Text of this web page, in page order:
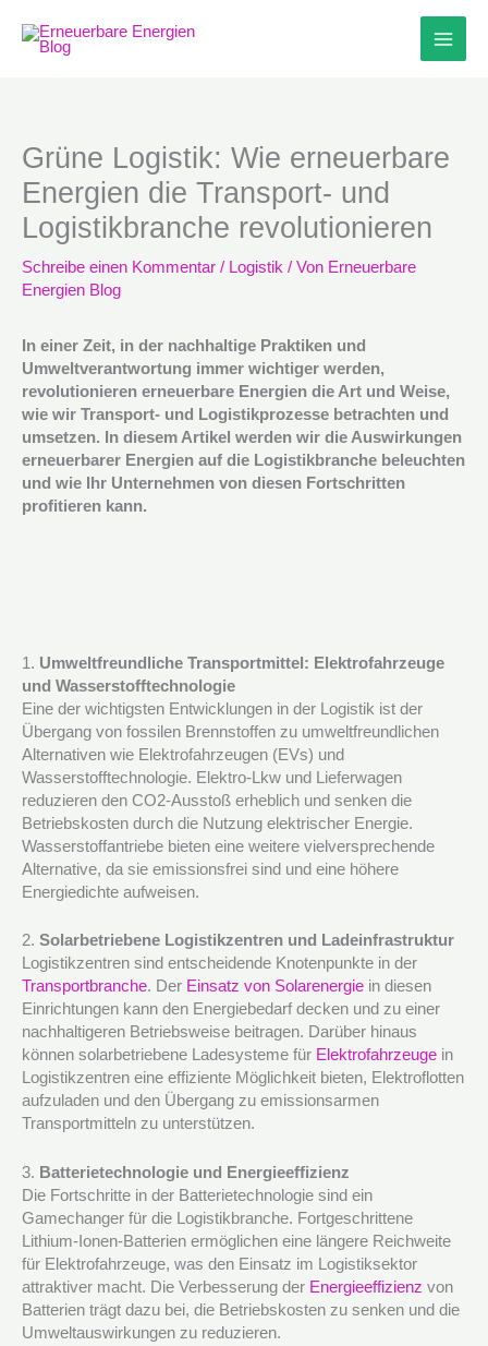
Inhalt
springen
Grüne Logistik: Wie erneuerbare
Energien die Transport- und
Logistikbranche revolutionieren
Schreibe einen Kommentar / Logistik / Von Erneuerbare
Energien Blog
In einer Zeit, in der nachhaltige Praktiken und
Umweltverantwortung immer wichtiger werden,
revolutionieren erneuerbare Energien die Art und Weise,
wie wir Transport- und Logistikprozesse betrachten und
umsetzen. In diesem Artikel werden wir die Auswirkungen
erneuerbarer Energien auf die Logistikbranche beleuchten
und wie Ihr Unternehmen von diesen Fortschritten
profitieren kann.
1. Umweltfreundliche Transportmittel: Elektrofahrzeuge
und Wasserstofftechnologie
Eine der wichtigsten Entwicklungen in der Logistik ist der
Übergang von fossilen Brennstoffen zu umweltfreundlichen
Alternativen wie Elektrofahrzeugen (EVs) und
Wasserstofftechnologie. Elektro-Lkw und Lieferwagen
reduzieren den CO2-Ausstoß erheblich und senken die
Betriebskosten durch die Nutzung elektrischer Energie.
Wasserstoffantriebe bieten eine weitere vielversprechende
Alternative, da sie emissionsfrei sind und eine höhere
Energiedichte aufweisen.
2. Solarbetriebene Logistikzentren und Ladeinfrastruktur
Logistikzentren sind entscheidende Knotenpunkte in der
Transportbranche. Der Einsatz von Solarenergie in diesen
Einrichtungen kann den Energiebedarf decken und zu einer
nachhaltigeren Betriebsweise beitragen. Darüber hinaus
können solarbetriebene Ladesysteme für Elektrofahrzeuge in
Logistikzentren eine effiziente Möglichkeit bieten, Elektroflotten
aufzuladen und den Übergang zu emissionsarmen
Transportmitteln zu unterstützen.
3. Batterietechnologie und Energieeffizienz
Die Fortschritte in der Batterietechnologie sind ein
Gamechanger für die Logistikbranche. Fortgeschrittene
Lithium-Ionen-Batterien ermöglichen eine längere Reichweite
für Elektrofahrzeuge, was den Einsatz im Logistiksektor
attraktiver macht. Die Verbesserung der Energieeffizienz von
Batterien trägt dazu bei, die Betriebskosten zu senken und die
Umweltauswirkungen zu reduzieren.